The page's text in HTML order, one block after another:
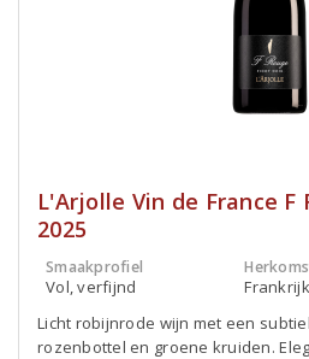
L'Arjolle Vin de France F
2025
Smaakprofiel
Vol, verfijnd
Licht robijnrode wijn met een
rozenbottel en groene kruiden.